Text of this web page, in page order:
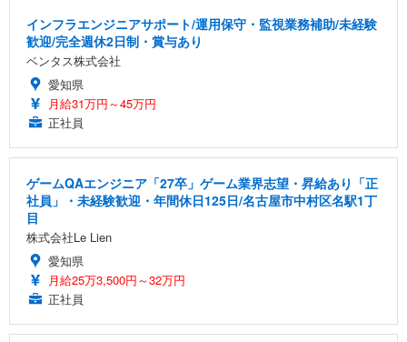
インフラエンジニアサポート/運用保守・監視業務補助/未経験
歓迎/完全週休2日制・賞与あり
ベンタス株式会社
愛知県
月給31万円～45万円
正社員
ゲームQAエンジニア「27卒」ゲーム業界志望・昇給あり「正
社員」・未経験歓迎・年間休日125日/名古屋市中村区名駅1丁
目
株式会社Le Lien
愛知県
月給25万3,500円～32万円
正社員